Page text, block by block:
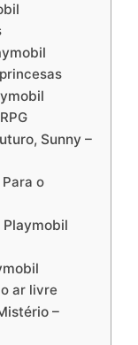
Sunny –
o
Playmobil
ar livre
–